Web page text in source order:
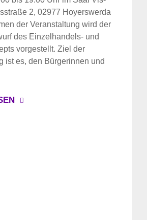
2, 02977 Hoyerswerda
der Veranstaltung wird der
des Einzelhandels- und
vorgestellt. Ziel der
ist es, den Bürgerinnen und